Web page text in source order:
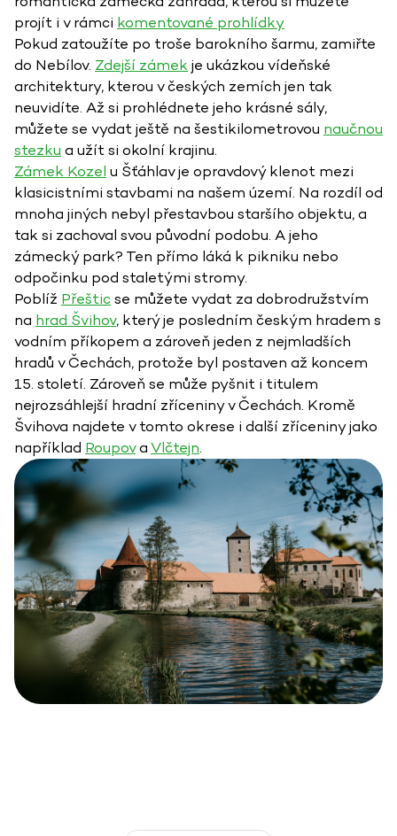
projít i v rámci komentované prohlídky
Pokud zatoužíte po troše barokního šarmu, zamiřte
do Nebílov. Zdejší zámek je ukázkou vídeňské
architektury, kterou v českých zemích jen tak
neuvidíte. Až si prohlédnete jeho krásné sály,
můžete se vydat ještě na šestikilometrovou naučnou
stezku a užít si okolní krajinu.
Zámek Kozel u Šťáhlav je opravdový klenot mezi
klasicistními stavbami na našem území. Na rozdíl od
mnoha jiných nebyl přestavbou staršího objektu, a
tak si zachoval svou původní podobu. A jeho
zámecký park? Ten přímo láká k pikniku nebo
odpočinku pod staletými stromy.
Poblíž Přešticse můžete vydat za dobrodružstvím
na hrad Švihov, který je posledním českým hradem s
vodním příkopem a zároveň jeden z nejmladších
hradů v Čechách, protože byl postaven až koncem
15. století. Zároveň se může pyšnit i titulem
nejrozsáhlejší hradní zříceniny v Čechách. Kromě
Švihova najdete v tomto okrese i další zříceniny jako
například RoupovaVlčtejn.